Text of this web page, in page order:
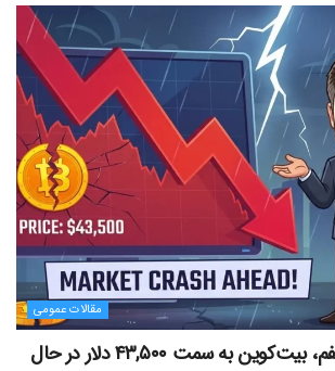
مقالات عمومی
مایکل ترپین: متاسفم، بیت‌کوین به سمت ۴۳,۵۰۰ دلار در حال